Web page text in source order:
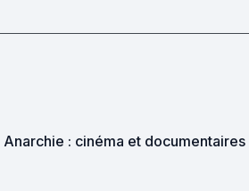
Anarchie : cinéma et documentaires